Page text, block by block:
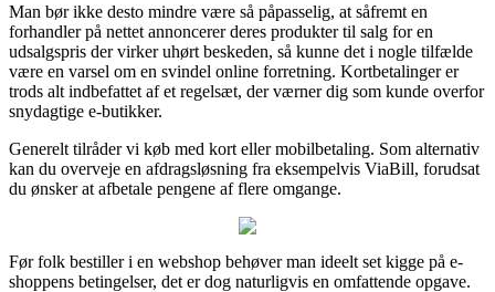
Man bør ikke desto mindre være så påpasselig, at såfremt en
forhandler på nettet annoncerer deres produkter til salg for en
udsalgspris der virker uhørt beskeden, så kunne det i nogle tilfælde
være en varsel om en svindel online forretning. Kortbetalinger er
trods alt indbefattet af et regelsæt, der værner dig som kunde overfor
snydagtige e-butikker.
Generelt tilråder vi køb med kort eller mobilbetaling. Som alternativ
kan du overveje en afdragsløsning fra eksempelvis ViaBill, forudsat
du ønsker at afbetale pengene af flere omgange.
Før folk bestiller i en webshop behøver man ideelt set kigge på e-
shoppens betingelser, det er dog naturligvis en omfattende opgave.